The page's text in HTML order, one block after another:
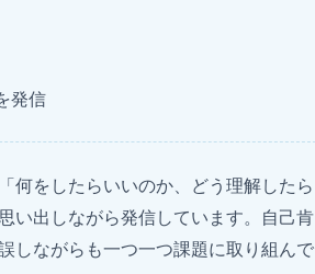
発信
何をしたらいいのか、どう理解したら
い出しながら発信しています。自己肯
しながらも一つ一つ課題に取り組んで